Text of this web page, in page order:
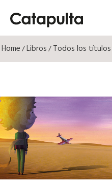
Home/Libros/Todos los títulos